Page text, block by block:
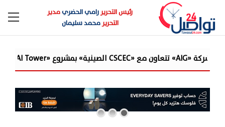
رئيس التحريررامي الحضريمدير
التحريرمحمد سليمان